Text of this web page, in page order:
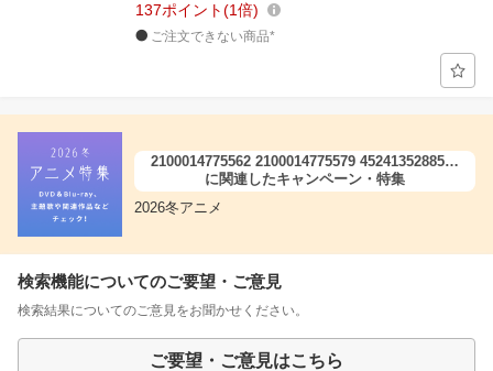
137ポイント 1倍
ご注文できない商品*
2100014775562 2100014775579 4524135288561
4524135288578
に関連したキャンペーン・特集
2026冬アニメ
検索機能についてのご要望・ご意見
検索結果についてのご意見をお聞かせください。
ご要望・ご意見はこちら